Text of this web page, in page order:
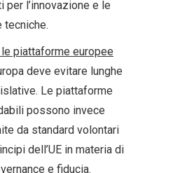
per l’innovazione e le
tecniche.
piattaforme europee
deve evitare lunghe
Le piattaforme
possono invece
da standard volontari
dell’UE in materia di
e fiducia.